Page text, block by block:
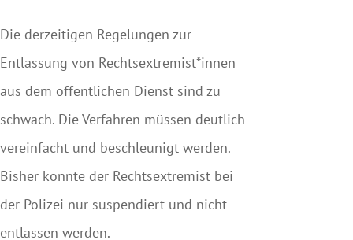
Die derzeitigen Regelungen zur
Entlassung von Rechtsextremist*innen
aus dem öffentlichen Dienst sind zu
schwach. Die Verfahren müssen deutlich
vereinfacht und beschleunigt werden.
Bisher konnte der Rechtsextremist bei
der Polizei nur suspendiert und nicht
entlassen werden.